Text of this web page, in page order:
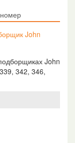
John
John
342, 346,